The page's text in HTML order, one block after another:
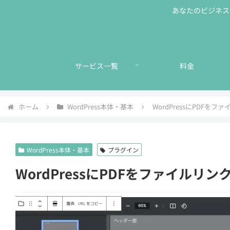
あなたのビジネ
サービス一覧 料金
ホーム WordPress本体・基本 WordPressにPDFをファ
WordPress本体・基本 プラグイン
WordPressにPDFをファイルリン